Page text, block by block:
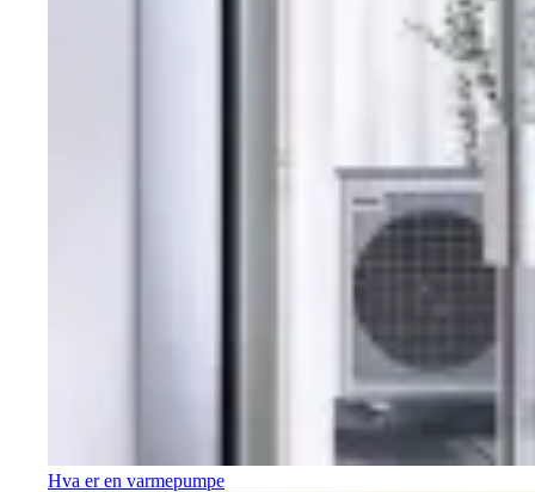
Hva er en varmepumpe